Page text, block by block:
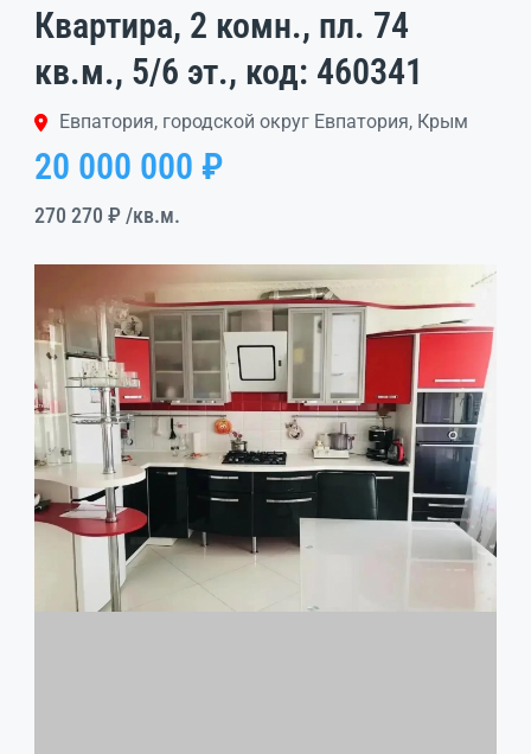
Квартира, 2 комн., пл. 74
кв.м., 5/6 эт., код: 460341
Евпатория, городской округ Евпатория, Крым
20 000 000 ₽
270 270 ₽ /кв.м.